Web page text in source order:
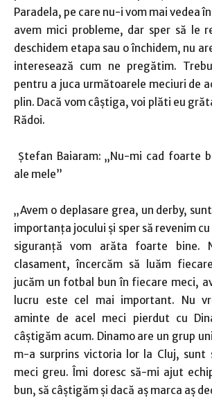
Paradela, pe care nu-i vom mai vedea
avem mici probleme, dar sper să le
deschidem etapa sau o închidem, nu
interesează cum ne pregătim.
pentru a juca următoarele meciuri de
plin. Dacă vom câştiga, voi plăti eu
Rădoi.
Ştefan Baiaram: „Nu-mi cad foarte
ale mele”
„Avem o deplasare grea, un derby,
importanţa jocului şi sper să revenim
siguranţă vom arăta foarte bine.
clasament, încercăm să luăm
jucăm un fotbal bun în fiecare meci,
lucru este cel mai important. Nu
aminte de acel meci pierdut cu
câştigăm acum. Dinamo are un grup
m-a surprins victoria lor la Cluj, sunt
meci greu. Îmi doresc să-mi ajut
bun, să câştigăm şi dacă aş marca aş